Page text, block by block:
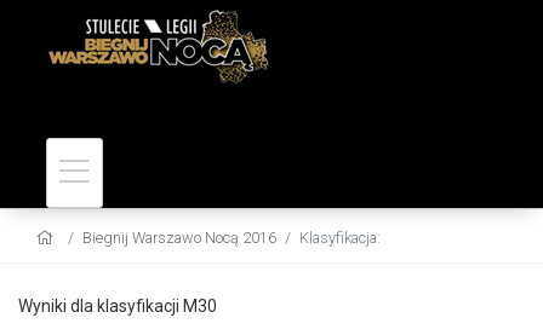
Biegnij Warszawo Nocą 2016 Klasyfikacja:
Wyniki dla klasyfikacji M30